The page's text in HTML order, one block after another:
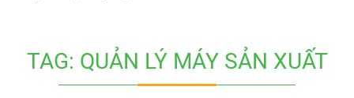
TAG: QUẢN LÝ MÁY SẢN XUẤT